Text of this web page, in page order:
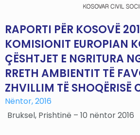
RAPORTI PËR KOSOVË
KOMISIONIT EUROPIAN
ÇËSHTJET E NGRITURA
RRETH AMBIENTIT TË
ZHVILLIM TË SHOQËRISË
Nëntor, 2016
Bruksel, Prishtinë – 10 nëntor 2016